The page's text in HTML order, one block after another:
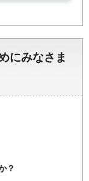
にみなさま
？